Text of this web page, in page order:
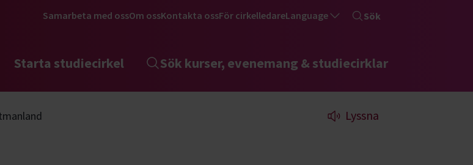
Samarbeta med ossOm ossKontakta ossFör cirkelledareLanguage Sök
Starta studiecirkel Sök kurser, evenemang & studiecirklar
Lyssna